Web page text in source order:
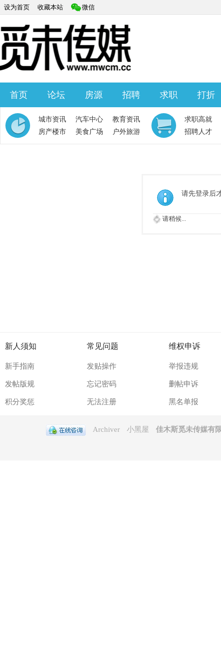
设为首页 收藏本站 微信
快捷导航
首页 论坛 房源 招聘 求职 打折
城市资讯 汽车中心
教育资讯
房产楼市
美食广场 户外旅游
求职高就
招聘人才
请先登录后
请稍候...
新人须知
新手指南
发帖版规
积分奖惩
常见问题
发贴操作
忘记密码
无法注册
维权申诉
举报违规
删帖申诉
黑名单报
Archiver 小黑屋 佳木斯觅未传媒有